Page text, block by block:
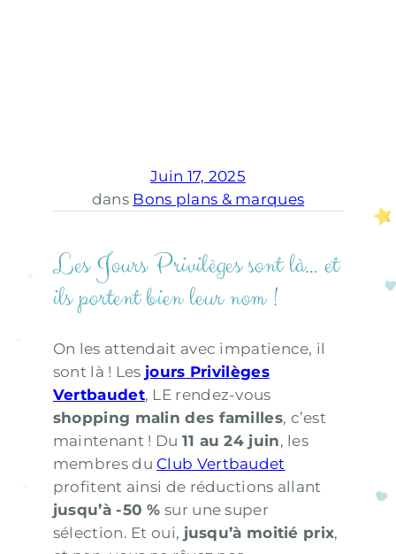
Juin 17, 2025
dans Bons plans & marques
Les Jours Privilèges sont là… et
ils portent bien leur nom !
On les attendait avec impatience, il
sont là ! Les jours Privilèges
Vertbaudet, LE rendez-vous
shopping malin des familles, c’est
maintenant ! Du 11 au 24 juin, les
membres du Club Vertbaudet
profitent ainsi de réductions allant
jusqu’à -50 % sur une super
sélection. Et oui, jusqu’à moitié prix,